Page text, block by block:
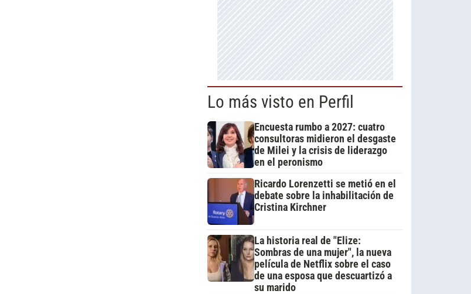
Lo más visto en Perfil
Encuesta rumbo a 2027: cuatro
consultoras midieron el desgaste
de Milei y la crisis de liderazgo
en el peronismo
Ricardo Lorenzetti se metió en el
debate sobre la inhabilitación de
Cristina Kirchner
La historia real de "Elize:
Sombras de una mujer", la nueva
película de Netflix sobre el caso
de una esposa que descuartizó a
su marido